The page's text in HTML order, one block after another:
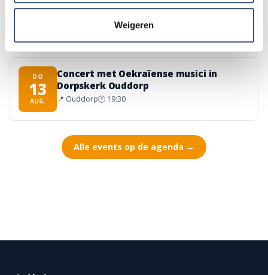
Weigeren
DO
13
DO
13
AUG.
Concert met Oekraïense musici in
Dorpskerk Ouddorp
📍 Ouddorp🕐 19:30
Alle events op de agenda →